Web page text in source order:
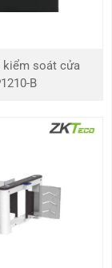
rung, Gửi email,
kiểm soát cửa
B